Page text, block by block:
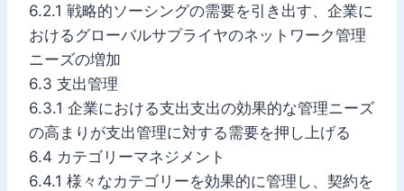
6.2.1 戦略的ソーシングの需要を引き出す、企業に
おけるグローバルサプライヤのネットワーク管理
ニーズの増加
6.3 支出管理
6.3.1 企業における支出支出の効果的な管理ニーズ
の高まりが支出管理に対する需要を押し上げる
6.4 カテゴリーマネジメント
6.4.1 様々なカテゴリーを効果的に管理し、契約を